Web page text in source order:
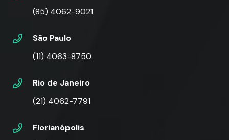
(85) 4062-9021
São Paulo
(11) 4063-8750
Rio de Janeiro
(21) 4062-7791
Florianópolis